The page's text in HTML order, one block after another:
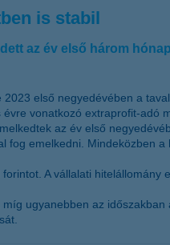
is stabil
az év első három
első negyedévében a
vonatkozó extraprofit-adó
az év első
emelkedni. Mindeközben
A vállalati
ugyanebben az